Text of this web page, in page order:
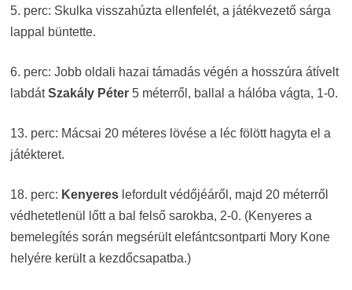
5. perc: Skulka visszahúzta ellenfelét, a játékvezető sárga
lappal büntette.
6. perc: Jobb oldali hazai támadás végén a hosszúra átívelt
labdátSzakály Péter5 méterről, ballal a hálóba vágta, 1-0.
13. perc: Mácsai 20 méteres lövése a léc fölött hagyta el a
játékteret.
18. perc: Kenyereslefordult védőjéáről, majd 20 méterről
védhetetlenül lőtt a bal felső sarokba, 2-0. (Kenyeres a
bemelegítés során megsérült elefántcsontparti Mory Kone
helyére került a kezdőcsapatba.)